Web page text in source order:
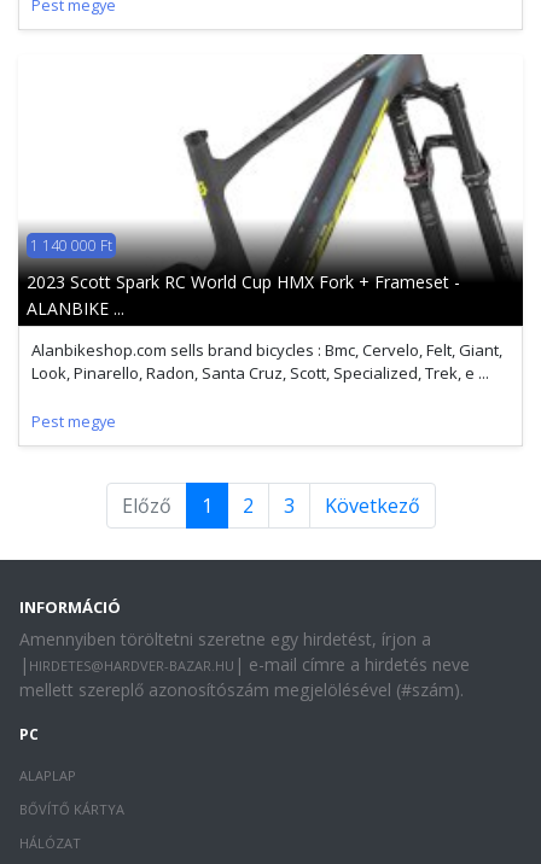
Pest megye
1 140 000 Ft
2023 Scott Spark RC World Cup HMX Fork + Frameset -
ALANBIKE ...
Alanbikeshop.com sells brand bicycles : Bmc, Cervelo, Felt, Giant,
Look, Pinarello, Radon, Santa Cruz, Scott, Specialized, Trek, e ...
Pest megye
Előző 1 2 3 Következő
INFORMÁCIÓ
Amennyiben töröltetni szeretne egy hirdetést, írjon a
| HIRDETES@HARDVER-BAZAR.HU | e-mail címre a hirdetés neve
mellett szereplő azonosítószám megjelölésével (#szám).
PC
ALAPLAP
BŐVÍTŐ KÁRTYA
HÁLÓZAT